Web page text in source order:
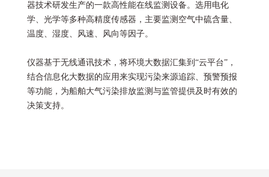
器技术研发生产的一款高性能在线监测设备。选用电化
学、光学等多种高精度传感器，主要监测空气中硫含量、
温度、湿度、风速、风向等因子。
仪器基于无线通讯技术，将环境大数据汇集到“云平台”，
结合信息化大数据的应用来实现污染来源追踪、预警预报
等功能，为船舶大气污染排放监测与监管提供及时有效的
决策支持。